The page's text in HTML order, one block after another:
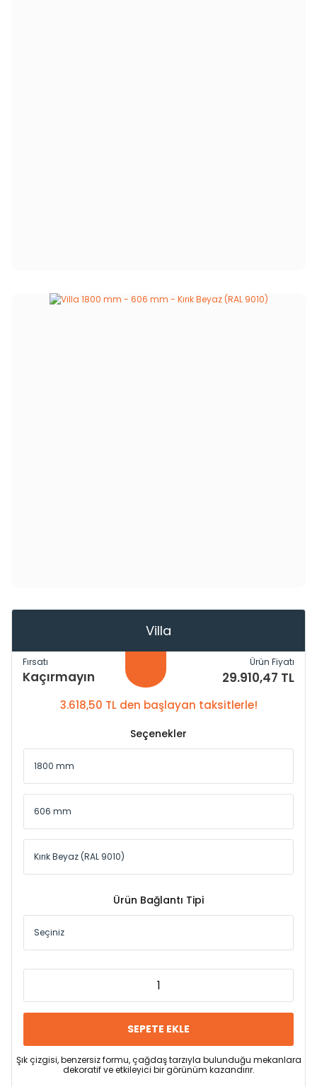
Villa
Fırsatı
Kaçırmayın
Ürün Fiyatı
29.910,47 TL
3.618,50 TL den başlayan taksitlerle!
Seçenekler
Ürün Bağlantı Tipi
SEPETE EKLE
Şık çizgisi, benzersiz formu, çağdaş tarzıyla bulunduğu mekanlara
dekoratif ve etkileyici bir görünüm kazandırır.